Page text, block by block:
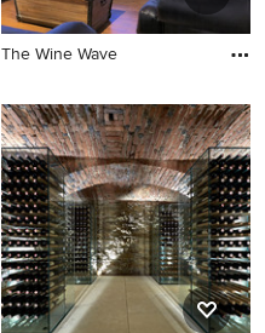
The Wine Wave